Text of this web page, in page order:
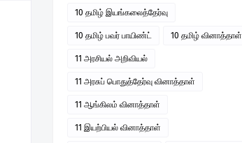
10 தமிழ் இயங்கலைத்தேர்வு
10 தமிழ் பவர் பாயிண்ட் 10 தமிழ் வினாத்தாள்
11 அரசியல் அறிவியல்
11 அரசுப் பொதுத்தேர்வு வினாத்தாள்
11 ஆங்கிலம் வினாத்தாள்
11 இயற்பியல் வினாத்தாள்